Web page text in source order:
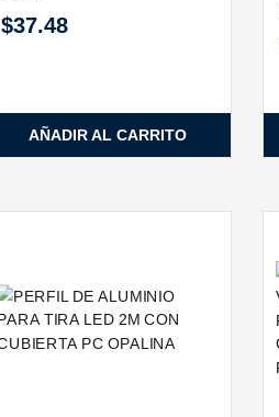
$37.48
AÑADIR AL CARRITO